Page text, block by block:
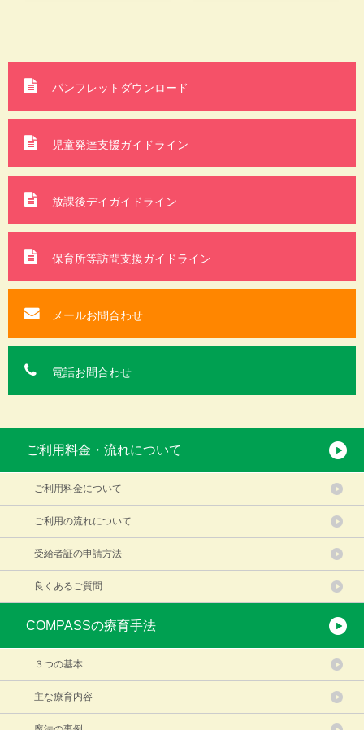
ご利用料金・流れについて
ご利用料金について
ご利用の流れについて
受給者証の申請方法
良くあるご質問
COMPASSの療育手法
３つの基本
主な療育内容
パンフレットダウンロード
児童発達支援ガイドライン
放課後デイガイドライン
保育所等訪問支援ガイドライン
メールお問合わせ
電話お問合わせ